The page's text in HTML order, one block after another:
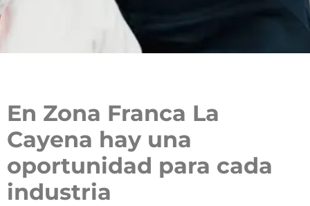
Lots/Warehouses
Sustainability
About us
Work with us
En Zona Franca La
Cayena hay una
oportunidad para cada
industria